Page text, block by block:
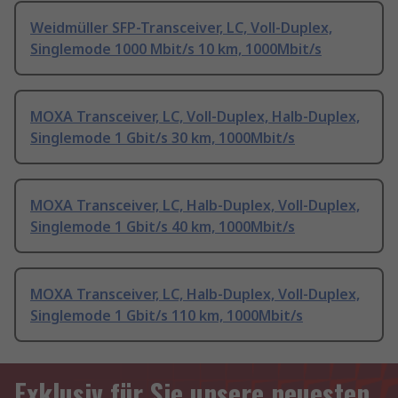
Weidmüller SFP-Transceiver, LC, Voll-Duplex,
Singlemode 1000 Mbit/s 10 km, 1000Mbit/s
MOXA Transceiver, LC, Voll-Duplex, Halb-Duplex,
Singlemode 1 Gbit/s 30 km, 1000Mbit/s
MOXA Transceiver, LC, Halb-Duplex, Voll-Duplex,
Singlemode 1 Gbit/s 40 km, 1000Mbit/s
MOXA Transceiver, LC, Halb-Duplex, Voll-Duplex,
Singlemode 1 Gbit/s 110 km, 1000Mbit/s